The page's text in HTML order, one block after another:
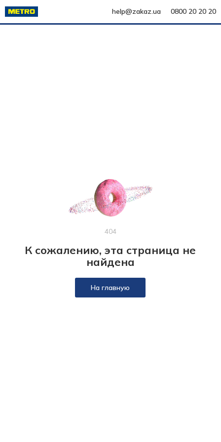
help@zakaz.ua 0800 20 20 20
404
К сожалению, эта страница не
найдена
На главную